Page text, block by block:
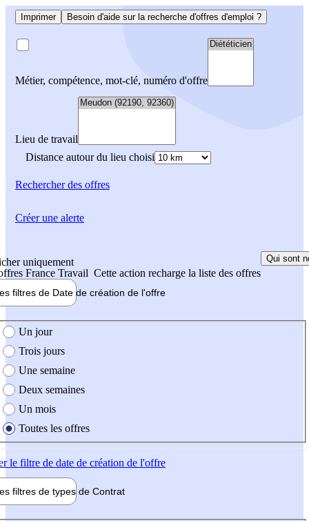
Imprimer Besoin d'aide sur la recherche d'offres d'emploi ?
Métier, compétence, mot-clé, numéro d'offre
Lieu de travail
Distance autour du lieu choisi
Rechercherdes offres
uniquement
France Travail Cette action recharge la liste des offres
Qui sont
filtres de Date de création de l'offre
création de l'offre
Un jour
Trois jours
Une semaine
Deux semaines
Un mois
Toutes les offres
le filtre de date de création de l'offre
filtres de types de Contrat
Créer une alerte